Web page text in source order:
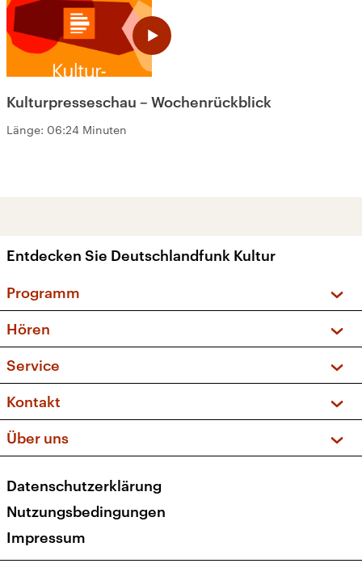
Kulturpresseschau – Wochenrückblick
Länge: 06:24 Minuten
Entdecken Sie Deutschlandfunk Kultur
Programm
Sendungen und Podcasts
Musikliste
Kakadu – Das Kinderprogramm
Hören
Frequenzen (UKW + DAB+)
Service
FAQ
Apps
Newsletter
Veranstaltungen
Kontakt
Social Media
Über uns
Presse
Karriere
Transparenz
Datenschutzerklärung
Nutzungsbedingungen
Impressum